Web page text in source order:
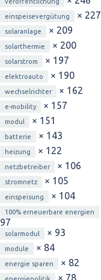
einspeisevergütung × 227
solaranlage × 209
solarthermie × 200
solarstrom × 197
elektroauto × 190
wechselrichter × 162
e-mobility × 157
modul × 151
batterie × 143
heizung × 122
netzbetreiber × 106
stromnetz × 105
einspeisung × 104
100% erneuerbare energien
97
solarmodul × 93
module × 84
energie sparen × 82
× 78